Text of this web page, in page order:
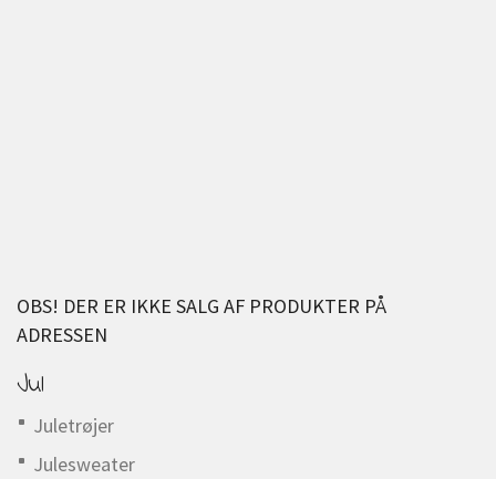
OBS! DER ER IKKE SALG AF PRODUKTER PÅ
ADRESSEN
Jul
Juletrøjer
Julesweater